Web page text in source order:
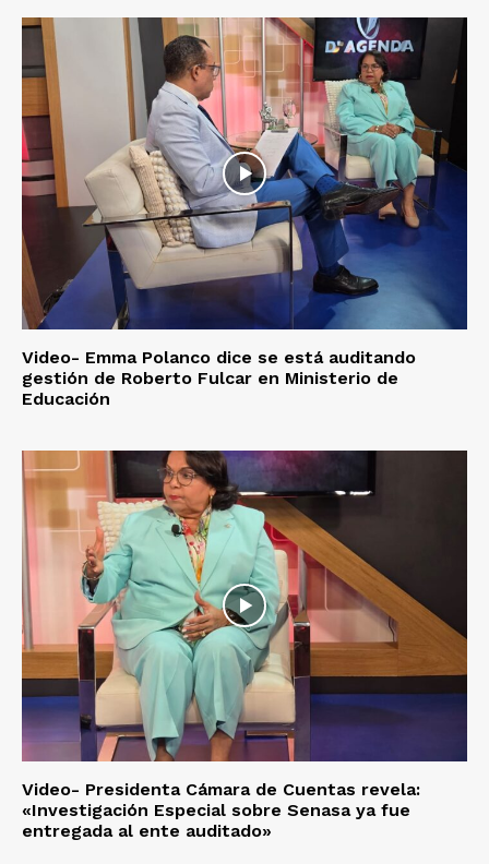
Video- Emma Polanco dice se está auditando
gestión de Roberto Fulcar en Ministerio de
Educación
Video- Presidenta Cámara de Cuentas revela:
«Investigación Especial sobre Senasa ya fue
entregada al ente auditado»